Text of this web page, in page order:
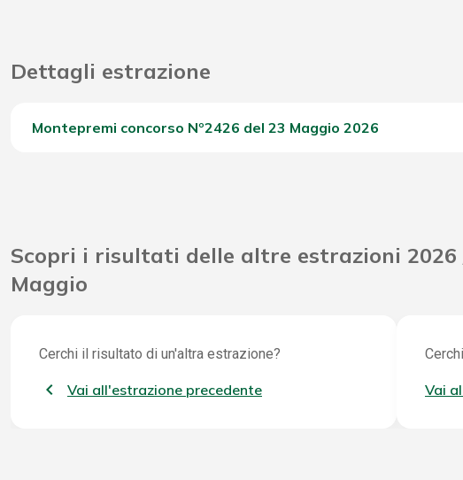
Dettagli estrazione
Montepremi concorso Nº2426 del 23 Maggio 2026
Scopri i risultati delle altre estrazioni 2026
Maggio
Cerchi il risultato di un'altra estrazione?
Vai all'estrazione precedente Vai